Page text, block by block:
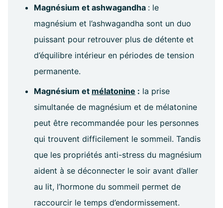
Magnésium et ashwagandha : le
magnésium et l’ashwagandha sont un duo
puissant pour retrouver plus de détente et
d’équilibre intérieur en périodes de tension
permanente.
Magnésium et mélatonine : la prise
simultanée de magnésium et de mélatonine
peut être recommandée pour les personnes
qui trouvent difficilement le sommeil. Tandis
que les propriétés anti-stress du magnésium
aident à se déconnecter le soir avant d’aller
au lit, l’hormone du sommeil permet de
raccourcir le temps d’endormissement.